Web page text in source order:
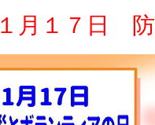
１月１７日